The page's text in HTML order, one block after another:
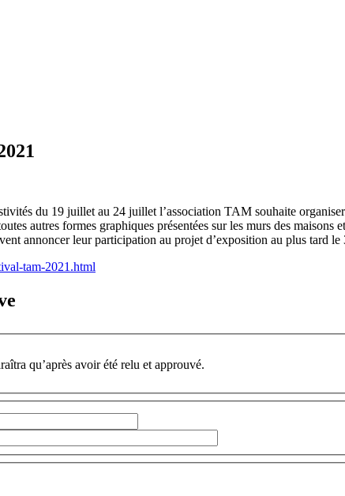
du 19 juillet au 24 juillet l’association TAM souhaite
autres formes graphiques présentées sur les murs des
annoncer leur participation au projet d’exposition au plus tard
tam-2021.html
qu’après avoir été relu et approuvé.